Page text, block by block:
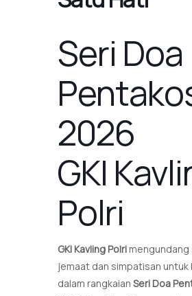
Seri Doa
2026
GKI
Polri
GKI Kavling Polri mengundang
jemaat dan simpatisan
dalam rangkaian Seri Doa